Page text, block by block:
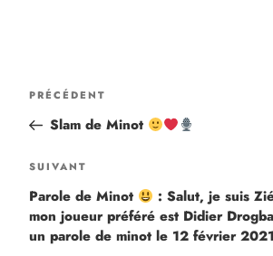
PRÉCÉDENT
Slam de Minot
SUIVANT
Parole de Minot
: Salut, je suis
mon joueur préféré est Didier
un parole de minot le 12 février